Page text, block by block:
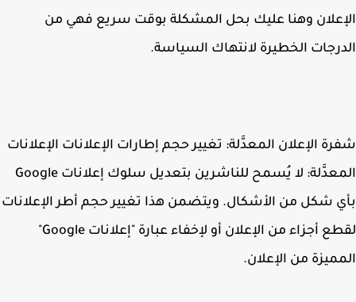
وهنا عليك بحل المشكلة بوقت سريع فهي من
الخطيرة لانتهاك السياسة.
الإعلان المعدَّلة: تغيير حجم إطارات الإعلانات الإعلانات
المعدَّلة: لا يُسمح للناشرين بتعديل سلوك إعلانات Google
شكل من الأشكال. ويتضمن هذا تغيير حجم أطر الإعلانات
لقطع أجزاء من الإعلان أو لإخفاء عبارة "إعلانات Google"
من الإعلان.